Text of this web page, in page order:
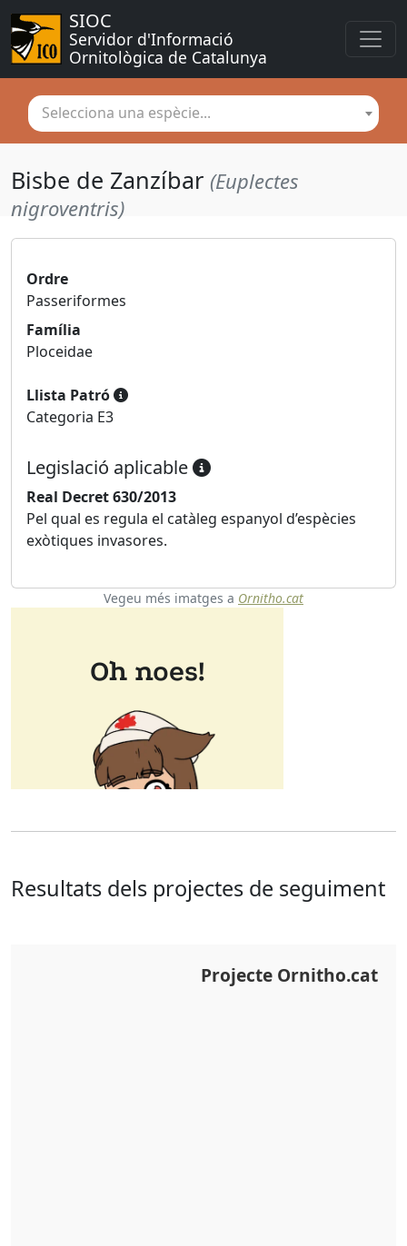
SIOC
Servidor d'Informació
Ornitològica de Catalunya
Selecciona una espècie...
Bisbe de Zanzíbar (Euplectes
nigroventris)
Ordre
Passeriformes
Família
Ploceidae
Llista Patró
Categoria E3
Legislació aplicable
Real Decret 630/2013
Pel qual es regula el catàleg espanyol d’espècies
exòtiques invasores.
Vegeu més imatges a Ornitho.cat
Resultats dels projectes de seguiment
Projecte Ornitho.cat